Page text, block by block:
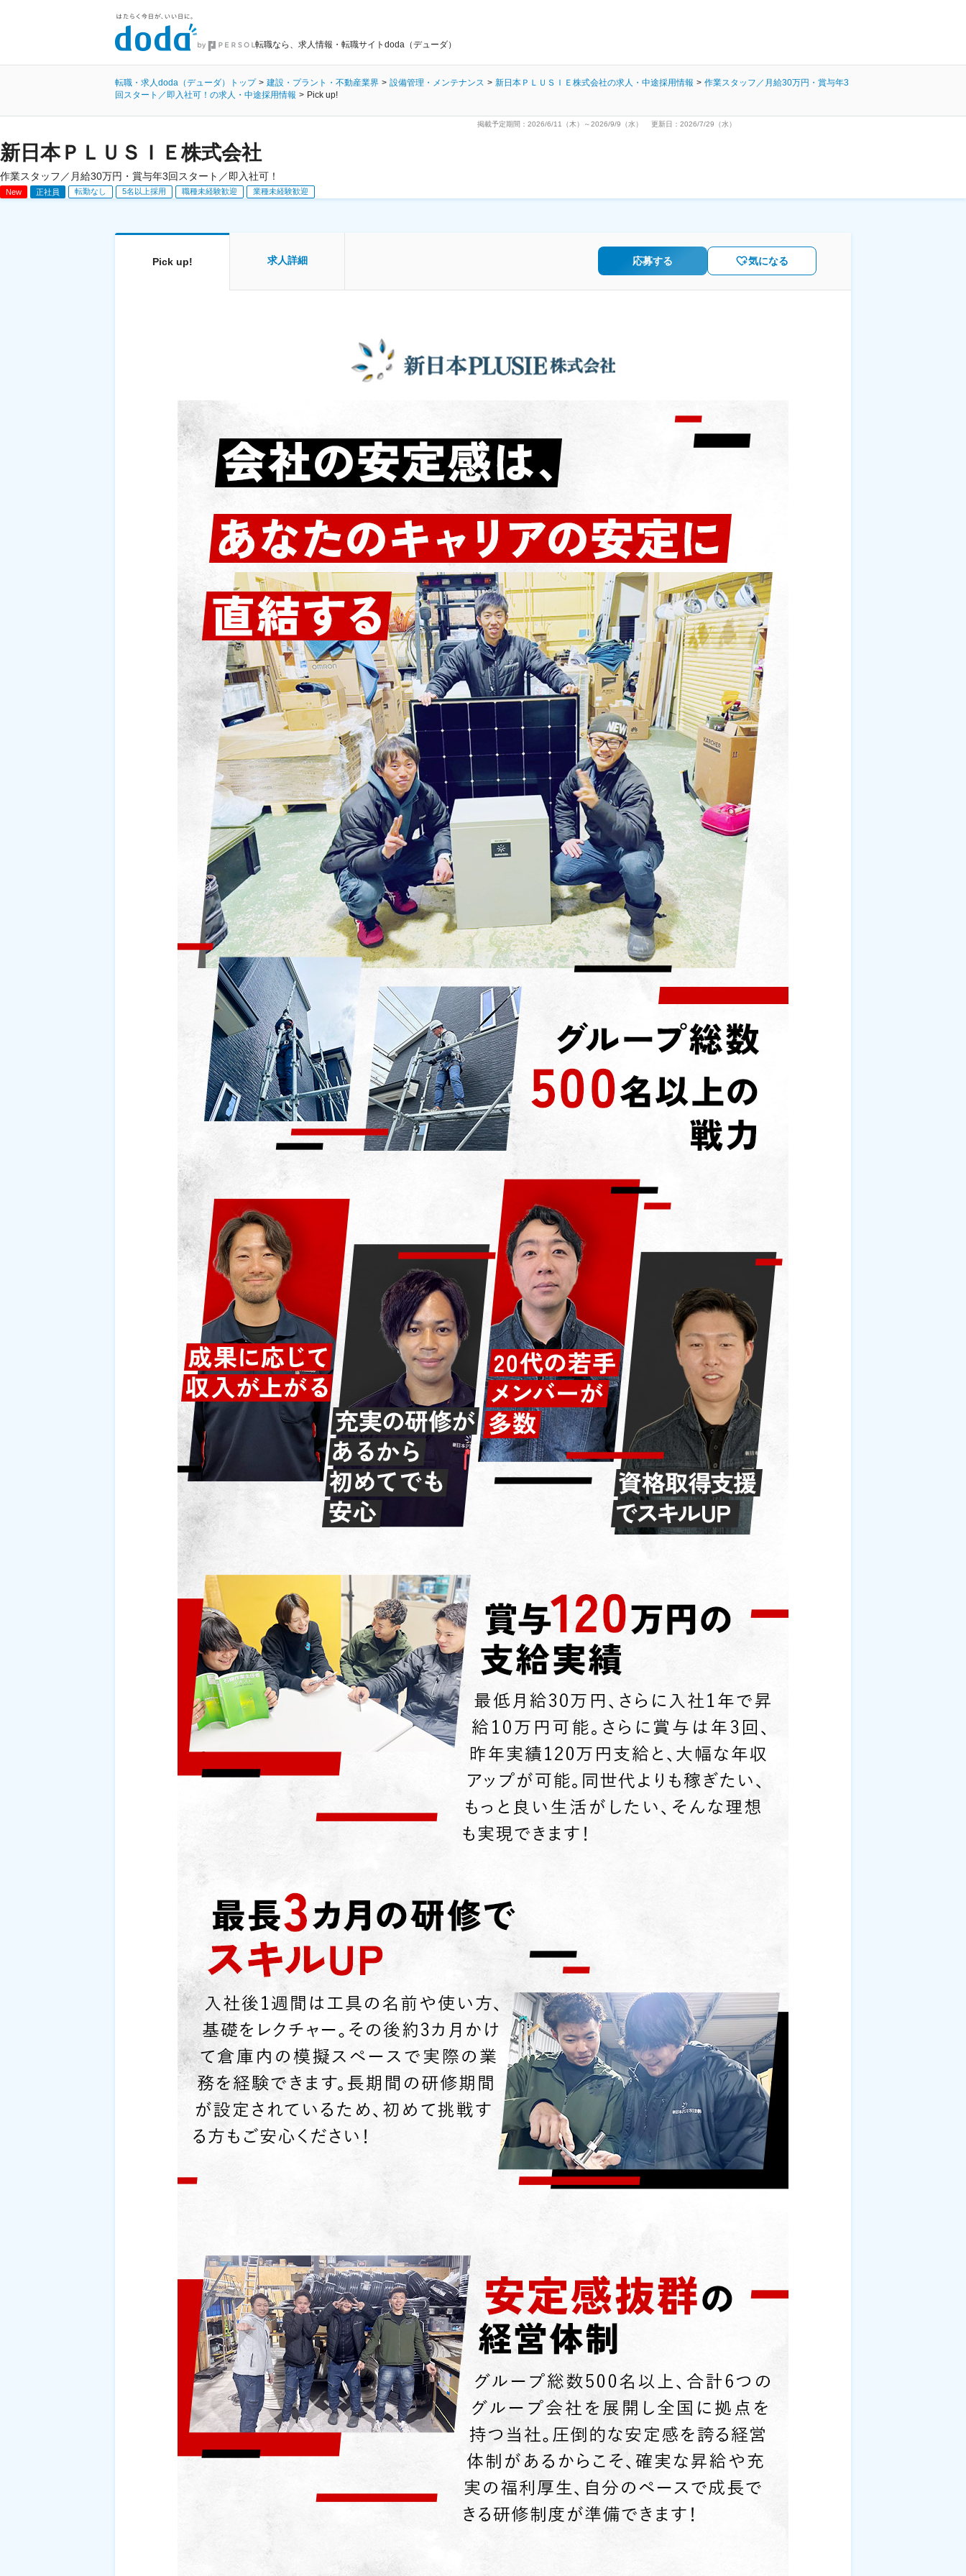
転職なら、求人情報・転職サイトdoda（デューダ）
転職・求人doda（デューダ）トップ 建設・プラント・不動産業界 設備管理・メンテナンス 新日本ＰＬＵＳＩＥ株式会社の求人・中途採用情報
作業スタッフ／月給30万円・賞与年3
回スタート／即入社可！の求人・中途採用情報
Pick up!
掲載予定期間：2026/6/11（木）～2026/9/9（水） 更新日：2026/7/29（水）
新日本ＰＬＵＳＩＥ株式会社
作業スタッフ／月給30万円・賞与年3回スタート／即入社可！
New 正社員 転勤なし 5名以上採用 職種未経験歓迎 業種未経験歓迎
Pick up! 求人詳細 応募する 気になる